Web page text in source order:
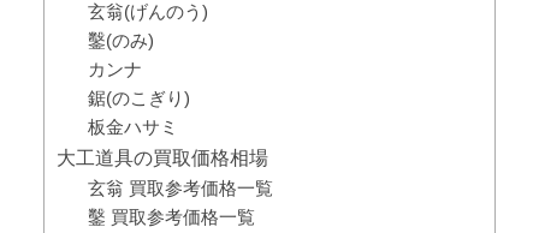
玄翁(げんのう)
鑿(のみ)
カンナ
鋸(のこぎり)
板金ハサミ
大工道具の買取価格相場
玄翁 買取参考価格一覧
鑿 買取参考価格一覧